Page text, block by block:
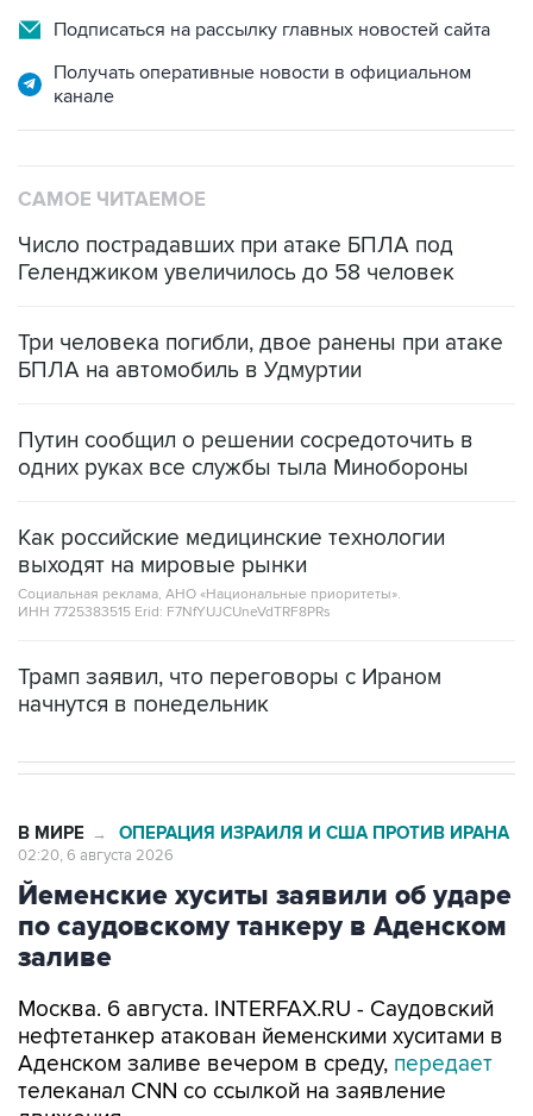
Подписаться на рассылку главных новостей сайта
Получать оперативные новости в официальном
канале
САМОЕ ЧИТАЕМОЕ
Число пострадавших при атаке БПЛА под
Геленджиком увеличилось до 58 человек
Три человека погибли, двое ранены при атаке
БПЛА на автомобиль в Удмуртии
Путин сообщил о решении сосредоточить в
одних руках все службы тыла Минобороны
Как российские медицинские технологии
выходят на мировые рынки
Социальная реклама, АНО «Национальные приоритеты».
ИНН 7725383515 Erid: F7NfYUJCUneVdTRF8PRs
Трамп заявил, что переговоры с Ираном
начнутся в понедельник
В МИРЕ → ОПЕРАЦИЯ ИЗРАИЛЯ И США ПРОТИВ ИРАНА
02:20, 6 августа 2026
Йеменские хуситы заявили об ударе
по саудовскому танкеру в Аденском
заливе
Москва. 6 августа. INTERFAX.RU - Саудовский
нефтетанкер атакован йеменскими хуситами в
Аденском заливе вечером в среду, передает
телеканал CNN со ссылкой на заявление